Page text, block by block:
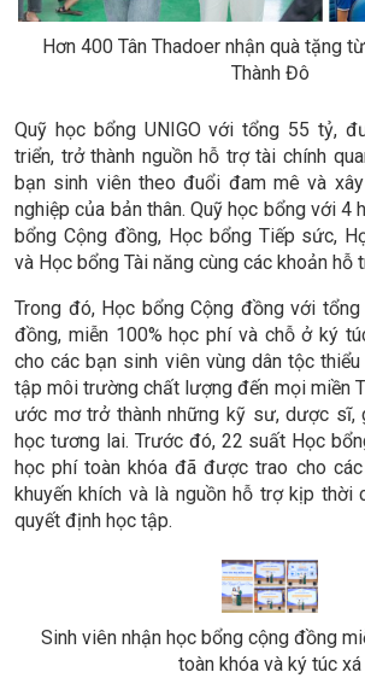
Hơn 400 Tân Thadoer nhận quà tặng
Thành Đô
Quỹ học bổng UNIGO với tổng 55 tỷ,
triển, trở thành nguồn hỗ trợ tài chính
bạn sinh viên theo đuổi đam mê và
nghiệp của bản thân. Quỹ học bổng với 4
bổng Cộng đồng, Học bổng Tiếp sức,
và Học bổng Tài năng cùng các khoản hỗ
Trong đó, Học bổng Cộng đồng với
đồng, miễn 100% học phí và chỗ ở ký
cho các bạn sinh viên vùng dân tộc
tập môi trường chất lượng đến mọi miền
ước mơ trở thành những kỹ sư, dược sĩ,
học tương lai. Trước đó, 22 suất Học
học phí toàn khóa đã được trao cho
khuyến khích và là nguồn hỗ trợ kịp thời
quyết định học tập.
Sinh viên nhận học bổng cộng đồng
toàn khóa và ký túc xá